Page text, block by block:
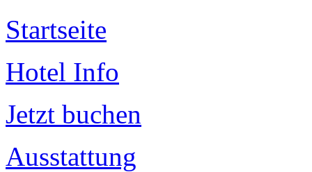
Startseite
Hotel Info
Jetzt buchen
Ausstattung